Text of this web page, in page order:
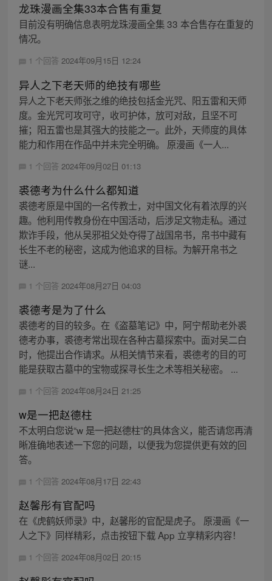
龙珠漫画全集33本合售有重复
目前没有明确信息表明龙珠漫画全集 33 本合售存在重复的
情况。
1 个回答 2024年09月15日 12:24
异人之下老天师的绝技有哪些
异人之下老天师张之维的绝技包括金光咒、阳五雷和天师
度。金光咒可攻可守，收可护体，放可对敌，且坚不可
摧；阳五雷也是其强大的技能之一。此外，天师度的具体
能力和作用在作品中并未完全明确。 原漫画《一人...
1 个回答 2024年09月02日 01:13
裘德考为什么什么都知道
裘德考原是中国的一名传教士，对中国文化有着浓厚的兴
趣。他利用传教身份在中国活动，后涉足文物走私。通过
欺诈手段，他从吴邪祖父处夺得了战国帛书，帛书中藏有
长生不老的秘密，这成为他追求的目标。为解开帛书之
谜...
1 个回答 2024年08月27日 04:03
裘德考是为了什么
裘德考的目的较多。在《盗墓笔记》中，阿宁帮助老外裘
德考办事，裘德考常出现在各种古墓探索中。面对吴二白
时，他提出合作请求。从相关情节来看，裘德考的目的可
能是获取古墓中的宝物或探寻长生之术等相关秘密。 ...
1 个回答 2024年08月24日 21:25
w是一把赵德柱
不太明白您说“w 是一把赵德柱”的具体含义，能否请您再清
晰准确地表述一下您的问题，以便我为您提供更有效的回
答。
1 个回答 2024年08月17日 22:43
赵馨彤有官配吗
在《虎鹤妖师录》中，赵馨彤的官配是虎子。 原漫画《一
人之下》同样精彩，点击按钮下载 App 立享精彩内容！
1 个回答 2024年08月02日 20:15